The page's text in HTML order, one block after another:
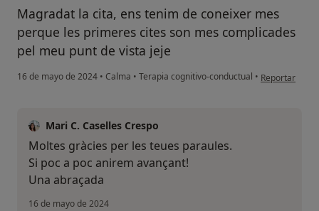
Magradat la cita, ens tenim de coneixer mes
perque les primeres cites son mes complicades
pel meu punt de vista jeje
16 de mayo de 2024 • Calma • Terapia cognitivo-conductual • en opinión del
Reportar
Mari C. Caselles Crespo
Moltes gràcies per les teues paraules.
Si poc a poc anirem avançant!
Una abraçada
16 de mayo de 2024